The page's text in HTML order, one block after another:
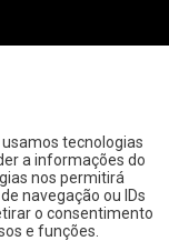
tecnologias
a informações do
nos permitirá
navegação ou IDs
o consentimento
e funções.